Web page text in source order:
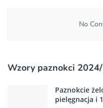
No
Wzory paznokci
Paznokcie
pielęgnacja i